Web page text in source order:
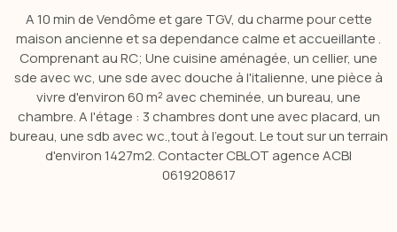
A 10 min de Vendôme et gare TGV, du charme pour cette
maison ancienne et sa dependance calme et accueillante .
Comprenant au RC; Une cuisine aménagée, un cellier, une
sde avec wc, une sde avec douche à l'italienne, une pièce à
vivre d'environ 60 m² avec cheminée, un bureau, une
chambre. A l'étage : 3 chambres dont une avec placard, un
bureau, une sdb avec wc.,tout à l'egout. Le tout sur un terrain
d'environ 1427m2. Contacter CBLOT agence ACBI
0619208617